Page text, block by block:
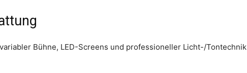
Bühne, LED-Screens und professioneller Licht-/Tontechnik